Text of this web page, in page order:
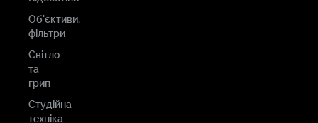
Об'єктиви,
фільтри
Світло
та
грип
Студійна
техніка